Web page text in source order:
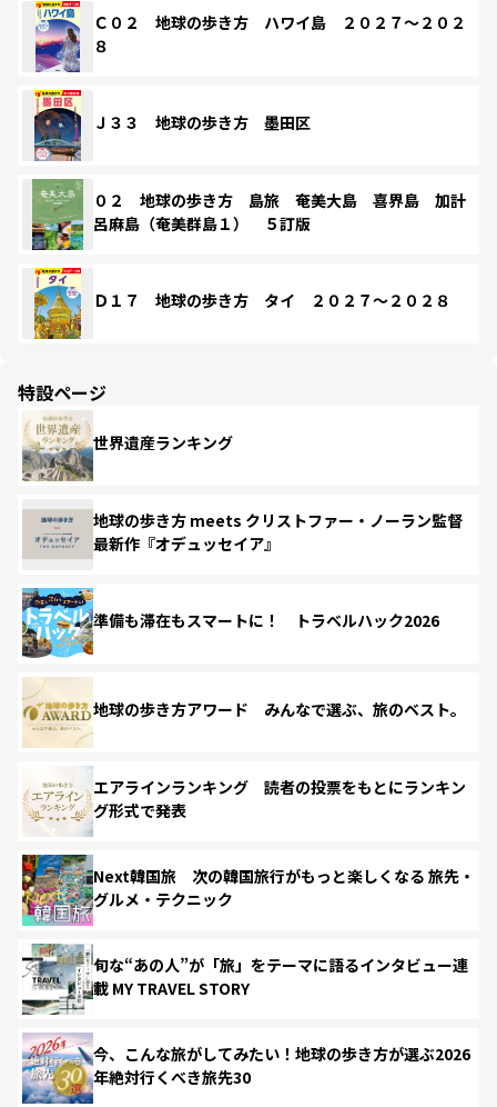
Ｃ０２ 地球の歩き方 ハワイ島 ２０２７～２０２
８
Ｊ３３ 地球の歩き方 墨田区
０２ 地球の歩き方 島旅 奄美大島 喜界島 加計
呂麻島（奄美群島１） ５訂版
Ｄ１７ 地球の歩き方 タイ ２０２７～２０２８
特設ページ
世界遺産ランキング
地球の歩き方 meets クリストファー・ノーラン監督
最新作『オデュッセイア』
準備も滞在もスマートに！ トラベルハック2026
地球の歩き方アワード みんなで選ぶ、旅のベスト。
エアラインランキング 読者の投票をもとにランキン
グ形式で発表
Next韓国旅 次の韓国旅行がもっと楽しくなる 旅先・
グルメ・テクニック
旬な“あの人”が「旅」をテーマに語るインタビュー連
載 MY TRAVEL STORY
今、こんな旅がしてみたい！地球の歩き方が選ぶ2026
年絶対行くべき旅先30